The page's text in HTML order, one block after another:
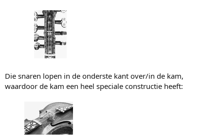
Die snaren lopen in de onderste kant over/in de kam,
waardoor de kam een heel speciale constructie heeft: